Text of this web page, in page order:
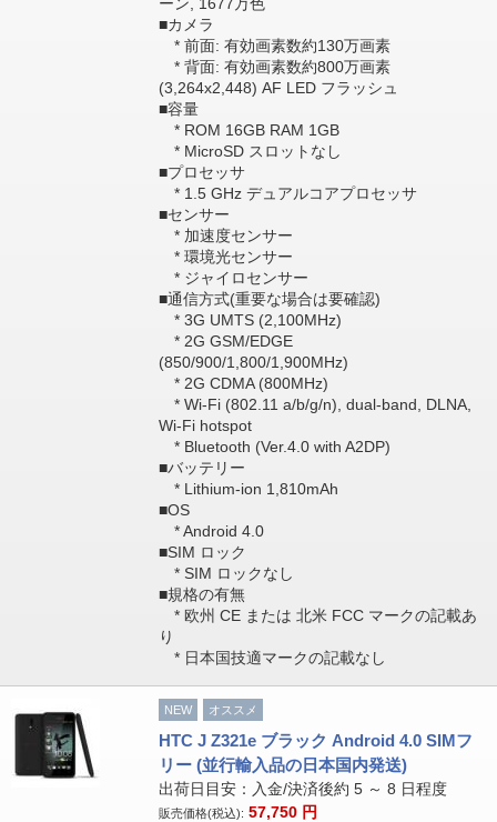
■カメラ
* 前面: 有効画素数約130万画素
* 背面: 有効画素数約800万画素
(3,264x2,448) AF LED フラッシュ
■容量
* ROM 16GB RAM 1GB
* MicroSD スロットなし
■プロセッサ
* 1.5 GHz デュアルコアプロセッサ
■センサー
* 加速度センサー
* 環境光センサー
* ジャイロセンサー
■通信方式(重要な場合は要確認)
* 3G UMTS (2,100MHz)
* 2G GSM/EDGE
(850/900/1,800/1,900MHz)
* 2G CDMA (800MHz)
* Wi-Fi (802.11 a/b/g/n), dual-band, DLNA,
Wi-Fi hotspot
* Bluetooth (Ver.4.0 with A2DP)
■バッテリー
* Lithium-ion 1,810mAh
■OS
* Android 4.0
■SIM ロック
* SIM ロックなし
■規格の有無
* 欧州 CE または 北米 FCC マークの記載あ
り
* 日本国技適マークの記載なし
NEW オススメ
HTC J Z321e ブラック Android 4.0 SIMフ
リー (並行輸入品の日本国内発送)
出荷日目安：入金/決済後約 5 ～ 8 日程度
販売価格(税込): 57,750 円